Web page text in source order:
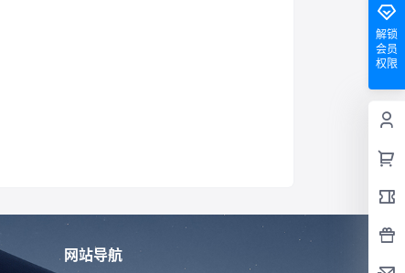
解锁
会员
权限
网站导航